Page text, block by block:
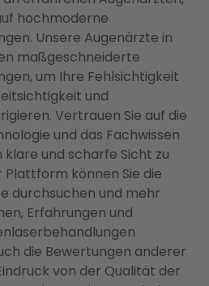
hochmoderne
Unsere Augenärzte in
maßgeschneiderte
um Ihre Fehlsichtigkeit
und
Vertrauen Sie auf die
und das Fachwissen
und scharfe Sicht zu
Plattform können Sie die
durchsuchen und mehr
Erfahrungen und
die Bewertungen anderer
von der Qualität der